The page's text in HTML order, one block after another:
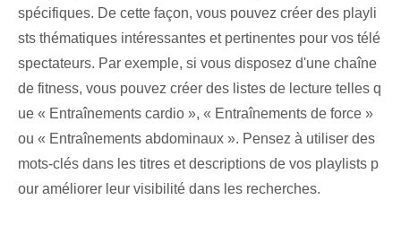
spécifiques. De cette façon, vous pouvez créer des playli
sts thématiques intéressantes et pertinentes pour vos télé
spectateurs. Par exemple, si vous disposez d'une chaîne
de fitness, vous pouvez créer des listes de lecture telles q
ue « Entraînements cardio », « Entraînements de force »
ou « Entraînements abdominaux ». Pensez à utiliser des
mots-clés dans les titres et descriptions de vos playlists p
our améliorer leur visibilité dans les recherches.